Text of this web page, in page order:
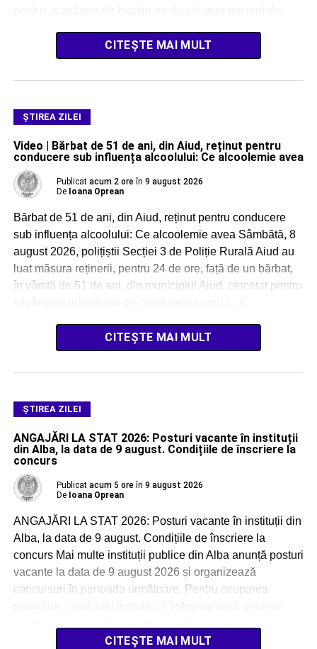
CITEȘTE MAI MULT
ŞTIREA ZILEI
Video | Bărbat de 51 de ani, din Aiud, reținut pentru
conducere sub influența alcoolului: Ce alcoolemie avea
Publicat acum 2 ore în 9 august 2026
De Ioana Oprean
Bărbat de 51 de ani, din Aiud, reținut pentru conducere
sub influența alcoolului: Ce alcoolemie avea Sâmbătă, 8
august 2026, polițiștii Secției 3 de Poliție Rurală Aiud au
luat măsura reținerii, pentru 24 de ore, față de un bărbat,
în vârstă de 51 de ani, din municipiul Aiud, cercetat pentru
CITEȘTE MAI MULT
ŞTIREA ZILEI
ANGAJĂRI LA STAT 2026: Posturi vacante în instituții
din Alba, la data de 9 august. Condițiile de înscriere la
concurs
Publicat acum 5 ore în 9 august 2026
De Ioana Oprean
ANGAJĂRI LA STAT 2026: Posturi vacante în instituții din
Alba, la data de 9 august. Condițiile de înscriere la
concurs Mai multe instituții publice din Alba anunță posturi
vacante la data de 9 august 2026 și organizează
concursuri în perioada următoare. Pentru ocuparea
CITEȘTE MAI MULT